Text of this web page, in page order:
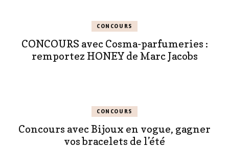
CONCOURS
CONCOURS avec Cosma-parfumeries :
remportez HONEY de Marc Jacobs
CONCOURS
Concours avec Bijoux en vogue, gagner
vos bracelets de l’été